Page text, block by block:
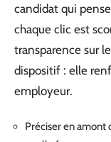
candidat qui
chaque clic est
transparence sur
dispositif : elle
employeur.
Préciser en amont